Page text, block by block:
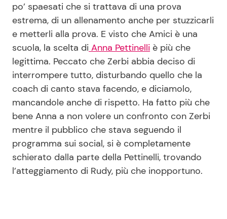
po’ spaesati che si trattava di una prova
estrema, di un allenamento anche per stuzzicarli
e metterli alla prova. E visto che Amici è una
scuola, la scelta di Anna Pettinelli è più che
legittima. Peccato che Zerbi abbia deciso di
interrompere tutto, disturbando quello che la
coach di canto stava facendo, e diciamolo,
mancandole anche di rispetto. Ha fatto più che
bene Anna a non volere un confronto con Zerbi
mentre il pubblico che stava seguendo il
programma sui social, si è completamente
schierato dalla parte della Pettinelli, trovando
l’atteggiamento di Rudy, più che inopportuno.